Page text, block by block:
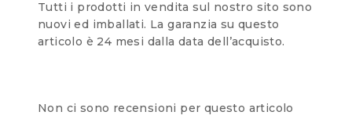
Tutti i prodotti in vendita sul nostro sito sono
nuovi ed imballati. La garanzia su questo
articolo è 24 mesi dalla data dell’acquisto.
Non ci sono recensioni per questo articolo